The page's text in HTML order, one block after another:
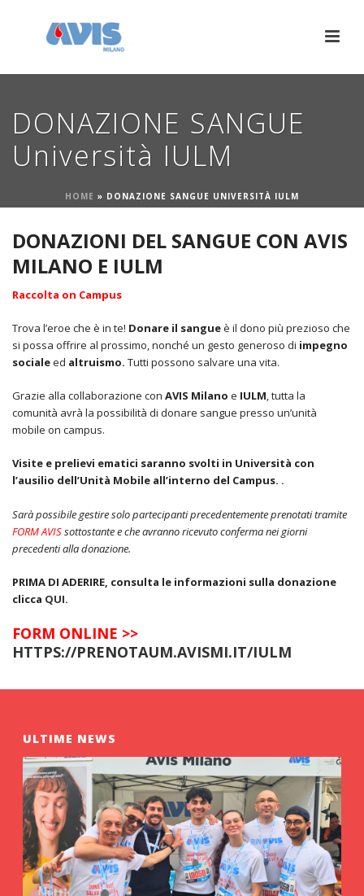
DONAZIONE SANGUE
Università IULM
HOME » DONAZIONE SANGUE UNIVERSITÀ IULM
DONAZIONI DEL SANGUE CON AVIS
MILANO E IULM
Raccolta on Campus
Trova l’eroe che è in te! Donare il sangueè il dono più prezioso che
si possa offrire al prossimo, nonché un gesto generoso di impegno
socialeed altruismo. Tutti possono salvare una vita.
Grazie alla collaborazione con AVIS Milano e IULM, tutta la
comunità avrà la possibilità di donare sangue presso un’unità
mobile on campus.
Visite e prelievi ematici saranno svolti in Università con
l’ausilio dell’Unità Mobile all’interno del Campus. .
Sarà possibile gestire solo partecipanti precedentemente prenotati tramite
FORM AVISsottostante e che avranno ricevuto conferma nei giorni
precedenti alla donazione.
PRIMA DI ADERIRE, consulta le informazioni sulla donazione
clicca QUI.
FORM ONLINE >>
HTTPS://PRENOTAUM.AVISMI.IT/IULM
ULTIME NEWS